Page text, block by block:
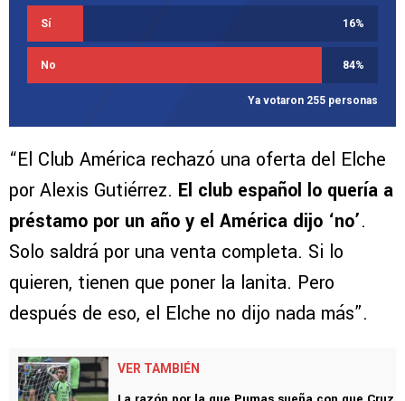
Sí 16%
No 84%
Ya votaron 255 personas
“El Club América rechazó una oferta del Elche
por Alexis Gutiérrez. El club español lo quería a
préstamo por un año y el América dijo ‘no’.
Solo saldrá por una venta completa. Si lo
quieren, tienen que poner la lanita. Pero
después de eso, el Elche no dijo nada más”.
VER TAMBIÉN